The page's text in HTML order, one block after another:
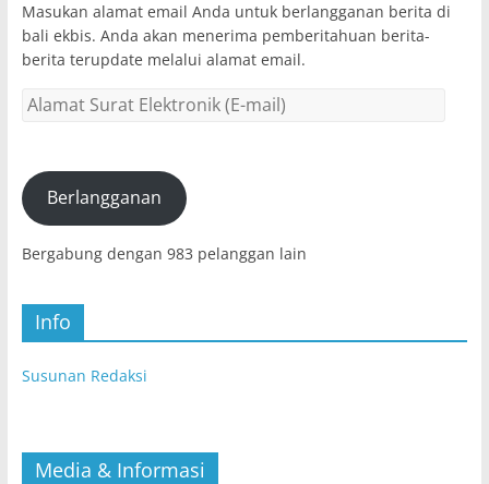
Masukan alamat email Anda untuk berlangganan berita di
bali ekbis. Anda akan menerima pemberitahuan berita-
berita terupdate melalui alamat email.
Alamat
(E-
mail)Berlangganan
Bergabung dengan 983 pelanggan lain
Info
Susunan Redaksi
Media & Informasi